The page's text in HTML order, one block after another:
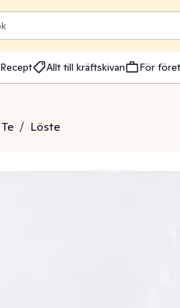
Recept Allt till kräftskivan För
Te / Löste